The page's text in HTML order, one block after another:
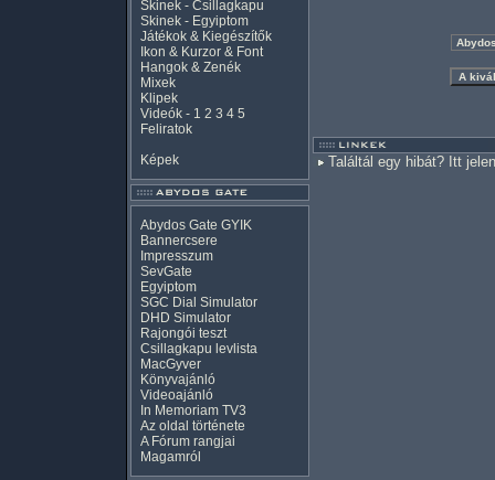
Skinek - Csillagkapu
Skinek - Egyiptom
Játékok & Kiegészítők
Ikon & Kurzor & Font
Hangok & Zenék
Mixek
Klipek
Videók - 1 2 3 4 5
Feliratok
Képek
Abydos Gate GYIK
Bannercsere
Impresszum
SevGate
Egyiptom
SGC Dial Simulator
DHD Simulator
Rajongói teszt
Csillagkapu levlista
MacGyver
Könyvajánló
Videoajánló
In Memoriam TV3
Az oldal története
A Fórum rangjai
Magamról
Találtál egy hibát? Itt